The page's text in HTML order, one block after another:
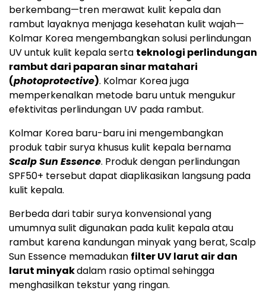
berkembang—tren merawat kulit kepala dan
rambut layaknya menjaga kesehatan kulit wajah—
Kolmar Korea mengembangkan solusi perlindungan
UV untuk kulit kepala serta teknologi perlindungan
rambut dari paparan sinar matahari
(photoprotective). Kolmar Korea juga
memperkenalkan metode baru untuk mengukur
efektivitas perlindungan UV pada rambut.
Kolmar Korea baru-baru ini mengembangkan
produk tabir surya khusus kulit kepala bernama
Scalp Sun Essence. Produk dengan perlindungan
SPF50+ tersebut dapat diaplikasikan langsung pada
kulit kepala.
Berbeda dari tabir surya konvensional yang
umumnya sulit digunakan pada kulit kepala atau
rambut karena kandungan minyak yang berat, Scalp
Sun Essence memadukan filter UV larut air dan
larut minyakdalam rasio optimal sehingga
menghasilkan tekstur yang ringan.